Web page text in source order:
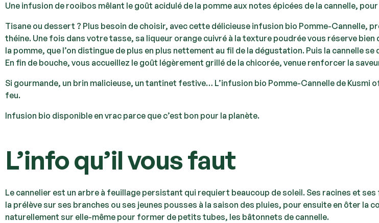
Une infusion de rooibos mêlant le goût acidulé de la pomme aux notes épicées de la cannelle,
Tisane ou dessert ? Plus besoin de choisir, avec cette délicieuse infusion bio Pomme-Cannelle,
théine. Une fois dans votre tasse, sa liqueur orange cuivré à la texture poudrée vous réserve
la pomme, que l’on distingue de plus en plus nettement au fil de la dégustation. Puis la cannelle
En fin de bouche, vous accueillez le goût légèrement grillé de la chicorée, venue renforcer la
Si gourmande, un brin malicieuse, un tantinet festive… L’infusion bio Pomme-Cannelle de Kusmi
feu.
Infusion bio disponible en vrac parce que c’est bon pour la planète.
L’info qu’il vous faut
Le cannelier est un arbre à feuillage persistant qui requiert beaucoup de soleil. Ses racines et
la prélève sur ses branches ou ses jeunes pousses à la saison des pluies, pour ensuite en ôter la
naturellement sur elle-même pour former de petits tubes, les bâtonnets de cannelle.